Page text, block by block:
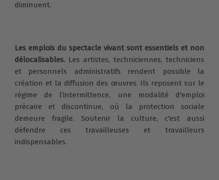
diminuent.
Les emplois du spectacle vivant sont essentiels et non
délocalisables. Les artistes, techniciennes, techniciens
et personnels administratifs rendent possible la
création et la diffusion des œuvres. Ils reposent sur le
régime de l’intermittence, une modalité d'emploi
précaire et discontinue, où la protection sociale
demeure fragile. Soutenir la culture, c'est aussi
défendre ces travailleuses et travailleurs
indispensables.